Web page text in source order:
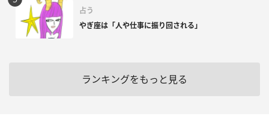
占う
やぎ座は「人や仕事に振り回される」
ランキングをもっと見る